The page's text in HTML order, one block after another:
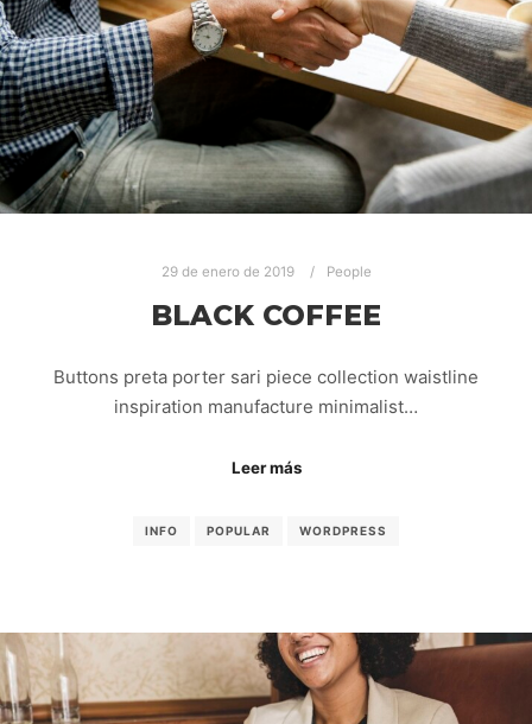
29 de enero de 2019 People
BLACK COFFEE
Buttons preta porter sari piece collection waistline
inspiration manufacture minimalist…
Leer más
INFO POPULAR WORDPRESS